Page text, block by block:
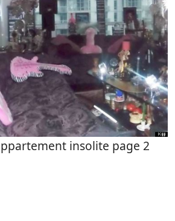
insolite page 2